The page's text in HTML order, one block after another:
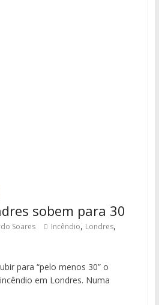
sobem para 30
Soares Incêndio, Londres,
para “pelo menos 30” o
em Londres. Numa